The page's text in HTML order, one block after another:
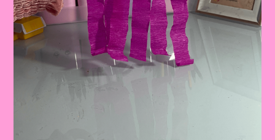
Trabalhar
Atividades
Com
Personagens
Do
Folclore
Brasileiro
Na
Educação
Infantil